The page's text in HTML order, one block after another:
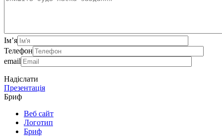
Ім’я
Телефон
email
Надіслати
Презентація
Бриф
Веб сайт
Логотип
Бриф